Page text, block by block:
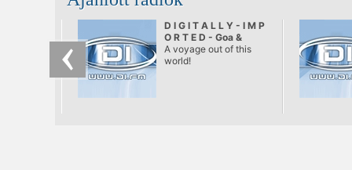
D I G I T A L L Y - I M P
O R T E D - Goa &
Psychedelic Trance
A voyage out of this
world!